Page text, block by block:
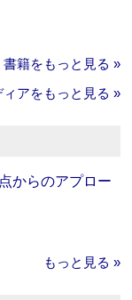
書籍をもっと見る »
ィアをもっと見る »
からのアプロー
もっと見る »